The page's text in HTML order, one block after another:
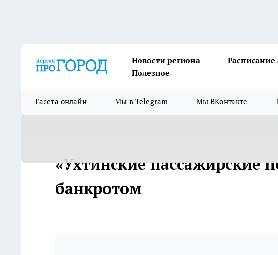
Новости региона Расписание
Полезное
Газета онлайн Мы в Telegram Мы ВКонтакте
«Ухтинские пассажирские
банкротом